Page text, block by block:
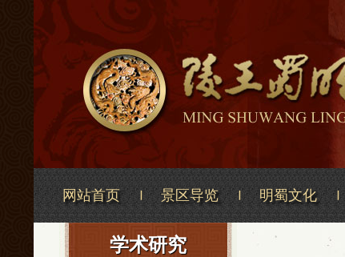
网站首页 景区导览 明蜀文化
学术研究